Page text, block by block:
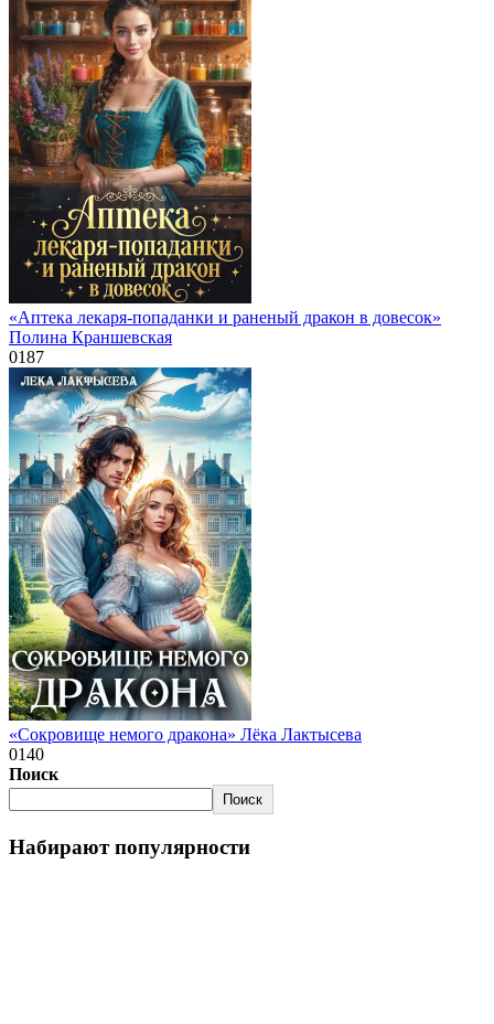
«Аптека лекаря-попаданки и раненый дракон в довесок»
Полина Краншевская
0187
«Сокровище немого дракона» Лёка Лактысева
0140
Поиск
Поиск
Набирают популярности